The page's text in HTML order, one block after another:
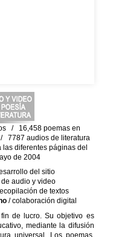
/ 16,458 poemas en
audios de literatura
diferentes páginas del
de 2004
del sitio
audio y video
de textos
/ colaboración digital
de lucro. Su objetivo es
mediante la difusión
universal. Los poemas,